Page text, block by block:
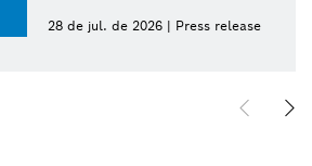
28 de jul. de 2026 | Press release